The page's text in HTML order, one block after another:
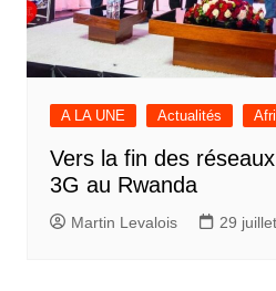
A LA UNE Actualités
Vers la fin des
3G au Rwanda
Martin Levalois 29